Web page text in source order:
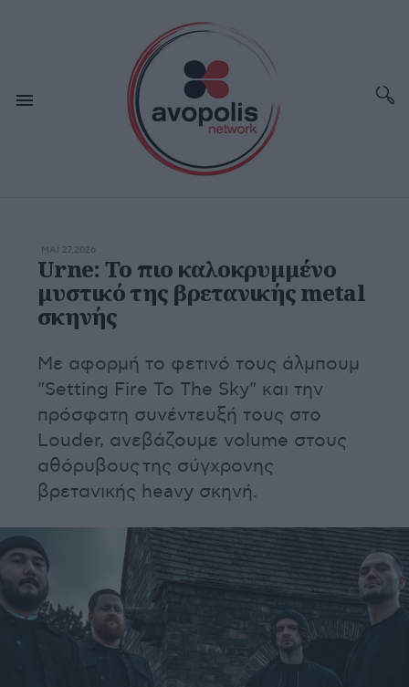
ΜΆΙ 27,2026
Urne: Το πιο καλοκρυμμένο
μυστικό της βρετανικής metal
σκηνής
Με αφορμή το φετινό τους άλμπουμ
"Setting Fire To The Sky" και την
πρόσφατη συνέντευξή τους στο
Louder, ανεβάζουμε volume στους
αθόρυβους της σύγχρονης
βρετανικής heavy σκηνή.